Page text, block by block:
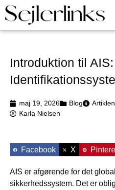
Introduktion til
maj 19, 2026 Blog
Karla Nielsen
Facebook X
AIS er afgørende for det
sikkerhedssystem. Det er